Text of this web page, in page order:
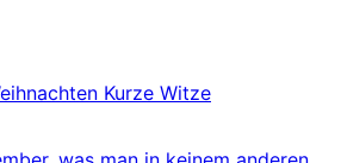
Kurze Witze